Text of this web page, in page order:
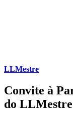
LLMestre
Convite à
do LLMestre